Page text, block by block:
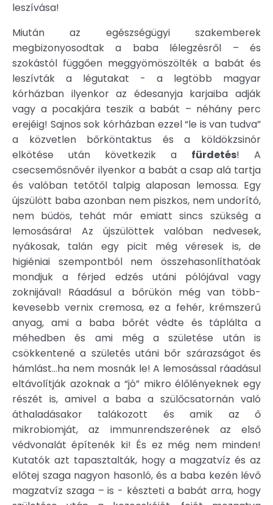
leszívása!
Miután az egészségügyi szakemberek
megbizonyosodtak a baba lélegzésről – és
szokástól függően meggyömöszölték a babát és
leszívták a légutakat - a legtöbb magyar
kórházban ilyenkor az édesanyja karjaiba adják
vagy a pocakjára teszik a babát – néhány perc
erejéig! Sajnos sok kórházban ezzel “le is van tudva”
a közvetlen bőrköntaktus és a köldökzsinór
elkötése után következik a fürdetés! A
csecsemősnővér ilyenkor a babát a csap alá tartja
és valóban tetőtől talpig alaposan lemossa. Egy
újszülött baba azonban nem piszkos, nem undorító,
nem büdös, tehát már emiatt sincs szükség a
lemosására! Az újszülöttek valóban nedvesek,
nyákosak, talán egy picit még véresek is, de
higiéniai szempontból nem összehasonlíthatóak
mondjuk a férjed edzés utáni pólójával vagy
zoknijával! Ráadásul a bőrükön még van több-
kevesebb vernix cremosa, ez a fehér, krémszerű
anyag, ami a baba bőrét védte és táplálta a
méhedben és ami még a születése után is
csökkentené a születés utáni bőr szárazságot és
hámlást…ha nem mosnák le! A lemosással ráadásul
eltávolítják azoknak a “jó” mikro élőlényeknek egy
részét is, amivel a baba a szülőcsatornán való
áthaladásakor talákozott és amik az ő
mikrobiomját, az immunrendszerének az első
védvonalát építenék ki! És ez még nem minden!
Kutatók azt tapasztalták, hogy a magzatvíz és az
előtej szaga nagyon hasonló, és a baba kezén lévő
magzatvíz szaga – is - készteti a babát arra, hogy